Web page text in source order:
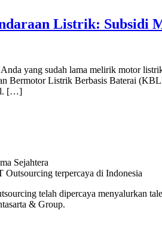
Listrik: Subsidi
yang sudah lama melirik motor
Bermotor Listrik Berbasis Baterai
[…]
Sejahtera
Outsourcing terpercaya di Indonesia
telah dipercaya menyalurkan
& Group.